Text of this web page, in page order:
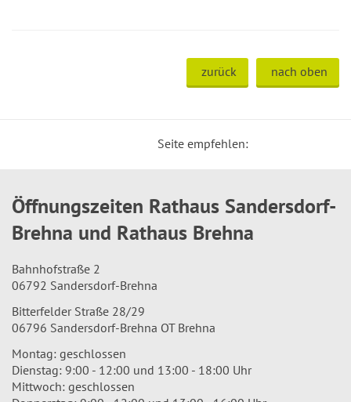
zurück nach oben
Seite empfehlen:
Öffnungszeiten Rathaus Sandersdorf-
Brehna und Rathaus Brehna
Bahnhofstraße 2
06792 Sandersdorf-Brehna
Bitterfelder Straße 28/29
06796 Sandersdorf-Brehna OT Brehna
Montag: geschlossen
Dienstag: 9:00 - 12:00 und 13:00 - 18:00 Uhr
Mittwoch: geschlossen